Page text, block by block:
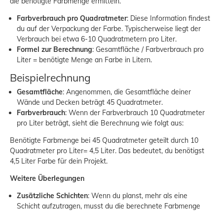
Farbverbrauch pro Quadratmeter: Diese Information findest
du auf der Verpackung der Farbe. Typischerweise liegt der
Verbrauch bei etwa 6-10 Quadratmetern pro Liter.
Formel zur Berechnung: Gesamtfläche / Farbverbrauch pro
Liter = benötigte Menge an Farbe in Litern.
Beispielrechnung
Gesamtfläche: Angenommen, die Gesamtfläche deiner
Wände und Decken beträgt 45 Quadratmeter.
Farbverbrauch: Wenn der Farbverbrauch 10 Quadratmeter
pro Liter beträgt, sieht die Berechnung wie folgt aus:
Benötigte Farbmenge bei 45 Quadratmeter geteilt durch 10
Quadratmeter pro Liter= 4,5 Liter. Das bedeutet, du benötigst
4,5 Liter Farbe für dein Projekt.
Weitere Überlegungen
Zusätzliche Schichten: Wenn du planst, mehr als eine
Schicht aufzutragen, musst du die berechnete Farbmenge